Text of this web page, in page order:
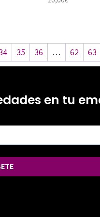
35 36 … 62 63
en tu